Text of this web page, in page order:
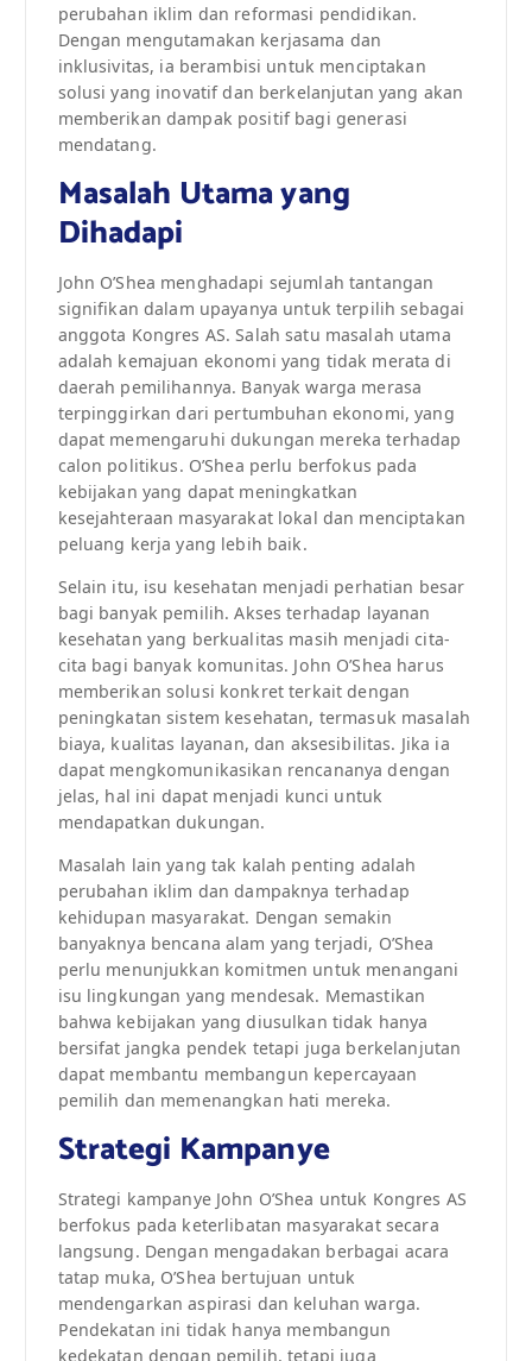
perubahan iklim dan reformasi pendidikan.
Dengan mengutamakan kerjasama dan
inklusivitas, ia berambisi untuk menciptakan
solusi yang inovatif dan berkelanjutan yang akan
memberikan dampak positif bagi generasi
mendatang.
Masalah Utama yang
Dihadapi
John O’Shea menghadapi sejumlah tantangan
signifikan dalam upayanya untuk terpilih sebagai
anggota Kongres AS. Salah satu masalah utama
adalah kemajuan ekonomi yang tidak merata di
daerah pemilihannya. Banyak warga merasa
terpinggirkan dari pertumbuhan ekonomi, yang
dapat memengaruhi dukungan mereka terhadap
calon politikus. O’Shea perlu berfokus pada
kebijakan yang dapat meningkatkan
kesejahteraan masyarakat lokal dan menciptakan
peluang kerja yang lebih baik.
Selain itu, isu kesehatan menjadi perhatian besar
bagi banyak pemilih. Akses terhadap layanan
kesehatan yang berkualitas masih menjadi cita-
cita bagi banyak komunitas. John O’Shea harus
memberikan solusi konkret terkait dengan
peningkatan sistem kesehatan, termasuk masalah
biaya, kualitas layanan, dan aksesibilitas. Jika ia
dapat mengkomunikasikan rencananya dengan
jelas, hal ini dapat menjadi kunci untuk
mendapatkan dukungan.
Masalah lain yang tak kalah penting adalah
perubahan iklim dan dampaknya terhadap
kehidupan masyarakat. Dengan semakin
banyaknya bencana alam yang terjadi, O’Shea
perlu menunjukkan komitmen untuk menangani
isu lingkungan yang mendesak. Memastikan
bahwa kebijakan yang diusulkan tidak hanya
bersifat jangka pendek tetapi juga berkelanjutan
dapat membantu membangun kepercayaan
pemilih dan memenangkan hati mereka.
Strategi Kampanye
Strategi kampanye John O’Shea untuk Kongres AS
berfokus pada keterlibatan masyarakat secara
langsung. Dengan mengadakan berbagai acara
tatap muka, O’Shea bertujuan untuk
mendengarkan aspirasi dan keluhan warga.
Pendekatan ini tidak hanya membangun
kedekatan dengan pemilih, tetapi juga